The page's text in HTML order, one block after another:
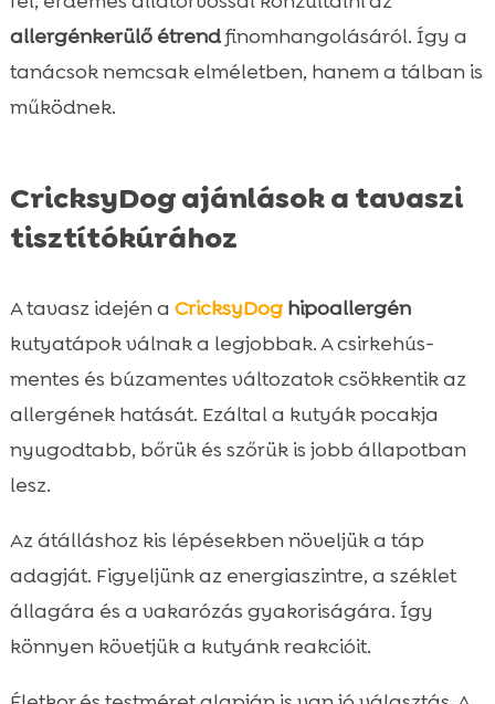
allergénkerülő étrendfinomhangolásáról. Így a
tanácsok nemcsak elméletben, hanem a tálban is
működnek.
CricksyDog ajánlások a tavaszi
tisztítókúrához
A tavasz idején a CricksyDoghipoallergén
kutyatápok válnak a legjobbak. A csirkehús-
mentes és búzamentes változatok csökkentik az
allergének hatását. Ezáltal a kutyák pocakja
nyugodtabb, bőrük és szőrük is jobb állapotban
lesz.
Az átálláshoz kis lépésekben növeljük a táp
adagját. Figyeljünk az energiaszintre, a széklet
állagára és a vakarózás gyakoriságára. Így
könnyen követjük a kutyánk reakcióit.